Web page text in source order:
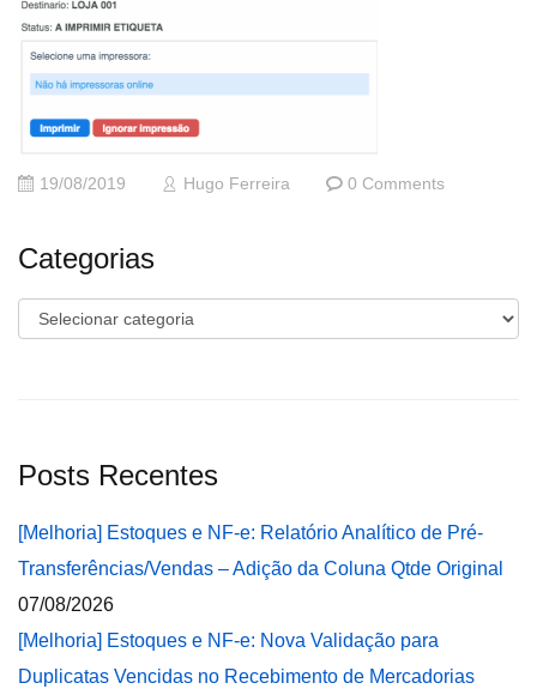
19/08/2019 Hugo Ferreira 0 Comments
Categorias
Categorias
Posts Recentes
[Melhoria] Estoques e NF-e: Relatório Analítico de Pré-
Transferências/Vendas – Adição da Coluna Qtde Original
07/08/2026
[Melhoria] Estoques e NF-e: Nova Validação para
Duplicatas Vencidas no Recebimento de Mercadorias